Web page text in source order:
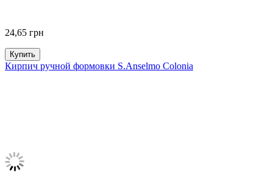
24,65 грн
Купить
Кирпич ручной формовки S.Anselmo Colonia